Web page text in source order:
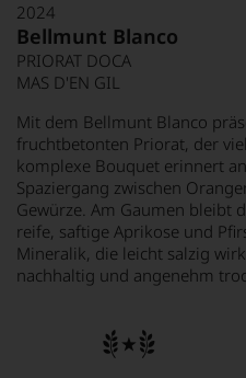
2024
Bellmunt Blanco
PRIORAT DOCA
MAS D'EN GIL
Mit dem Bellmunt Blanco
fruchtbetonten Priorat, der
komplexe Bouquet erinnert
Spaziergang zwischen
Gewürze. Am Gaumen bleibt
reife, saftige Aprikose und
Mineralik, die leicht salzig
nachhaltig und angenehm